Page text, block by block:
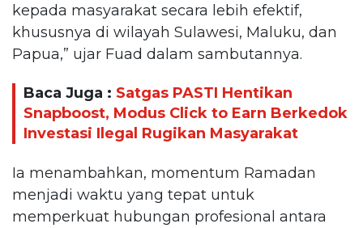
kepada masyarakat secara lebih efektif,
khususnya di wilayah Sulawesi, Maluku, dan
Papua,” ujar Fuad dalam sambutannya.
Baca Juga : Satgas PASTI Hentikan
Snapboost, Modus Click to Earn Berkedok
Investasi Ilegal Rugikan Masyarakat
Ia menambahkan, momentum Ramadan
menjadi waktu yang tepat untuk
memperkuat hubungan profesional antara